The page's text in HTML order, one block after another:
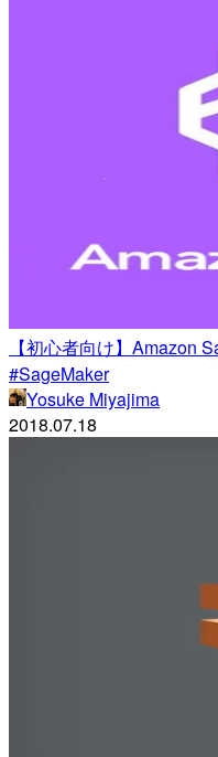
【初心者向け】Amazon
#SageMaker
Yosuke Miyajima
2018.07.18